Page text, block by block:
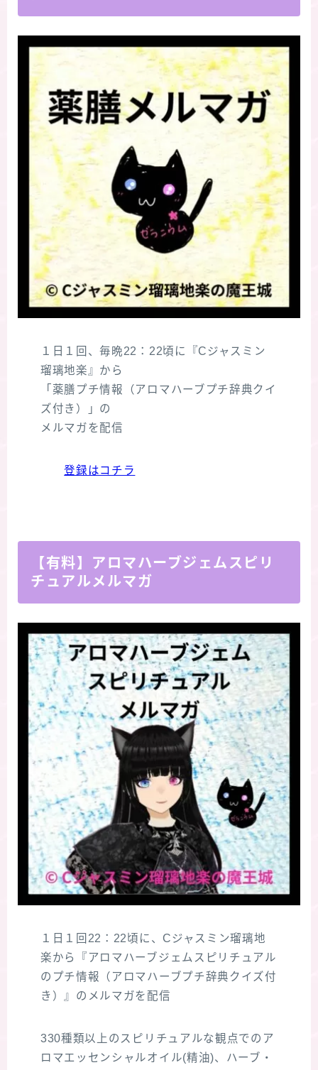
１日１回、毎晩22：22頃に『Cジャスミン
瑠璃地楽』から
「薬膳プチ情報（アロマハーブプチ辞典クイ
ズ付き）」の
メルマガを配信
登録はコチラ
【有料】アロマハーブジェムスピリ
チュアルメルマガ
１日１回22：22頃に、Cジャスミン瑠璃地
楽から『アロマハーブジェムスピリチュアル
のプチ情報（アロマハーブプチ辞典クイズ付
き）』のメルマガを配信
330種類以上のスピリチュアルな観点でのア
ロマエッセンシャルオイル(精油)、ハーブ・